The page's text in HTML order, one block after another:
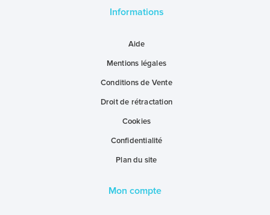
Informations
Aide
Mentions légales
Conditions de Vente
Droit de rétractation
Cookies
Confidentialité
Plan du site
Mon compte